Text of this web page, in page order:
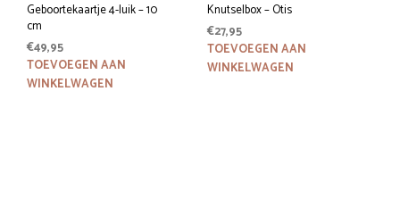
Geboortekaartje 4-luik – 10
cm
€49,95
TOEVOEGEN AAN
WINKELWAGEN
Knutselbox – Otis
€27,95
TOEVOEGEN AAN
WINKELWAGEN